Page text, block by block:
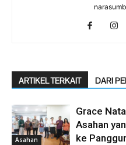
ARTIKEL TERKAIT DARI
Asahan
Grace
Asahan
ke